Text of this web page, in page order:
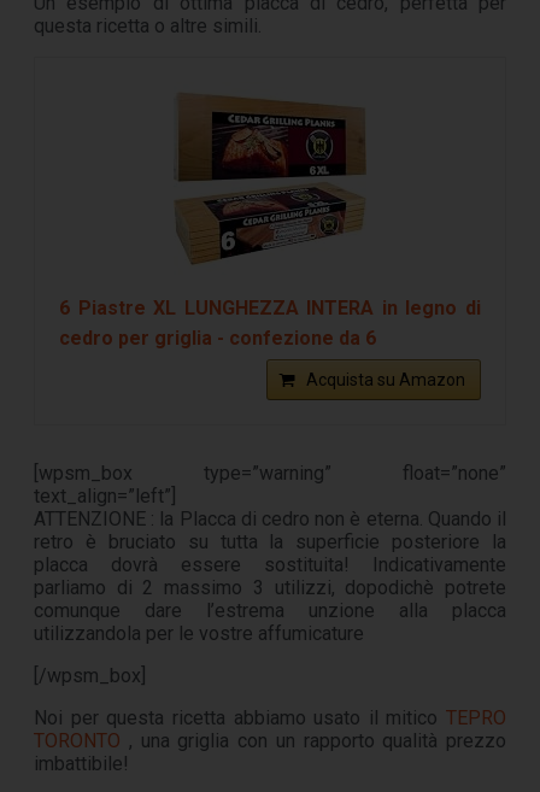
questa ricetta o altre simili.
6 Piastre XL LUNGHEZZA INTERA in legno di
cedro per griglia - confezione da 6
Acquista su Amazon
[wpsm_box type=”warning” float=”none”
text_align=”left”]
ATTENZIONE : la Placca di cedro non è eterna. Quando il
retro è bruciato su tutta la superficie posteriore la
placca dovrà essere sostituita! Indicativamente
parliamo di 2 massimo 3 utilizzi, dopodichè potrete
comunque dare l’estrema unzione alla placca
utilizzandola per le vostre affumicature
[/wpsm_box]
Noi per questa ricetta abbiamo usato il mitico TEPRO
TORONTO , una griglia con un rapporto qualità prezzo
imbattibile!